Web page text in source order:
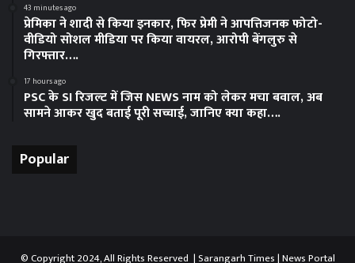
43 minutes ago
प्रेमिका ने शादी से किया इनकार, फिर प्रेमी ने आपत्तिजनक फोटो-
वीडियो सोशल मीडिया पर किया वायरल, आरोपी बेंगलुरु से
गिरफ्तार….
17 hours ago
PSC के SI रिजल्ट में जिस NEWS नाम को लेकर मचा बवाल, अब
सामने आकर खुद बताई पूरी सच्चाई, जानिए क्या कहा….
Popular
© Copyright 2024, All Rights Reserved | Sarangarh Times |News Portal